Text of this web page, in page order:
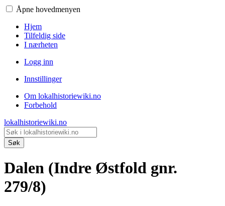
Åpne hovedmenyen
Hjem
Tilfeldig side
I nærheten
Logg inn
Innstillinger
Om lokalhistoriewiki.no
Forbehold
lokalhistoriewiki.no
Søk
Dalen (Indre Østfold gnr.
279/8)